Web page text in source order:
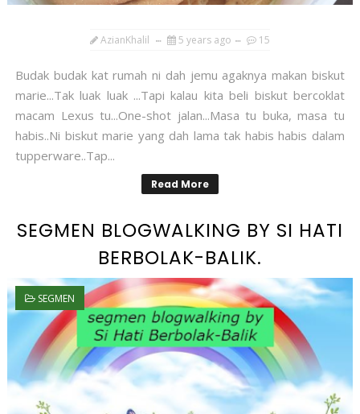
AzianKhalil 5 years ago 15
Budak budak kat rumah ni dah jemu agaknya makan biskut
marie...Tak luak luak ...Tapi kalau kita beli biskut bercoklat
macam Lexus tu...One-shot jalan...Masa tu buka, masa tu
habis..Ni biskut marie yang dah lama tak habis habis dalam
tupperware..Tap...
Read More
SEGMEN BLOGWALKING BY SI HATI
BERBOLAK-BALIK.
SEGMEN